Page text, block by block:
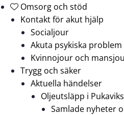
Omsorg och stöd
Kontakt för akut hjälp
Socialjour
Akuta psykiska problem
Kvinnojour och
Trygg och säker
Aktuella händelser
Oljeutsläpp i
Samlade nyheter